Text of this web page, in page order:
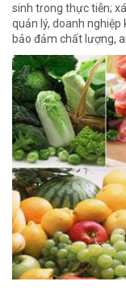
sinh trong thực tiễn;
quản lý, doanh
bảo đảm chất lượng,